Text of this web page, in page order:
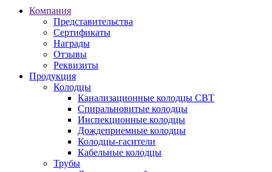
Компания
Представительства
Сертификаты
Награды
Отзывы
Реквизиты
Продукция
Колодцы
Канализационные колодцы СВТ
Спиральновитые колодцы
Инспекционные колодцы
Дождеприемные колодцы
Колодцы-гасители
Кабельные колодцы
Трубы